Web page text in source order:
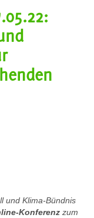
und Klima-Bündnis
Konferenz zum